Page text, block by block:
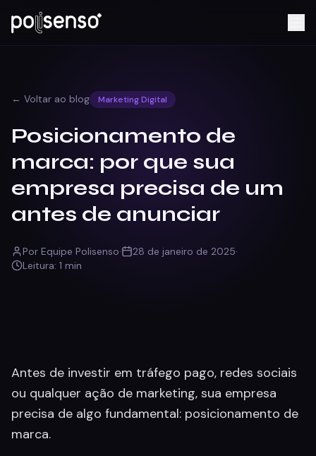
← Voltar ao blog Marketing Digital
Posicionamento de
marca: por que sua
empresa precisa de um
antes de anunciar
Por Equipe Polisenso· 28 de janeiro de 2025·
Leitura: 1 min
Antes de investir em tráfego pago, redes sociais
ou qualquer ação de marketing, sua empresa
precisa de algo fundamental: posicionamento de
marca.